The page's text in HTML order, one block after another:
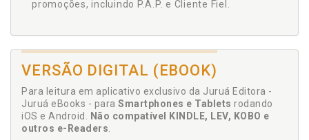
promoções, incluindo P.A.P. e Cliente Fiel.
VERSÃO DIGITAL (EBOOK)
Para leitura em aplicativo exclusivo da Juruá Editora -
Juruá eBooks - para Smartphones e Tablets rodando
iOS e Android.
Não compatível KINDLE, LEV, KOBO e
outros e-Readers